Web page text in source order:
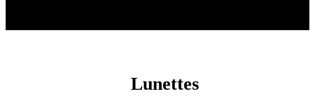
Lunettes